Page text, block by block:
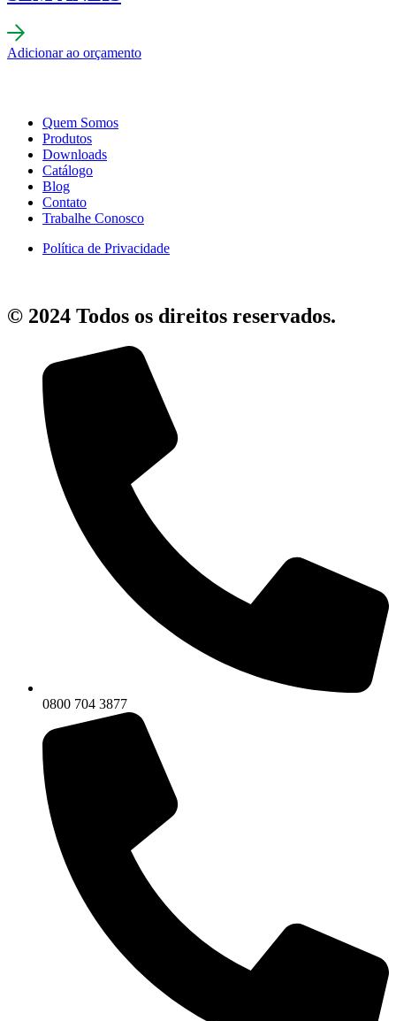
Adicionar ao orçamento
Quem Somos
Produtos
Downloads
Catálogo
Blog
Contato
Trabalhe Conosco
Política de Privacidade
© 2024 Todos os direitos reservados.
0800 704 3877